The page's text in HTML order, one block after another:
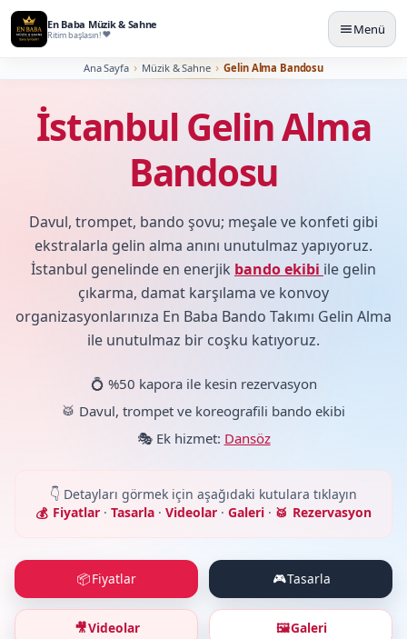
En Baba Müzik & Sahne
Ritim başlasın! Menü
Ana Sayfa Müzik & Sahne Gelin Alma Bandosu
İstanbul Gelin Alma
Bandosu
Davul, trompet, bando şovu; meşale ve konfeti gibi
ekstralarla gelin alma anını unutulmaz yapıyoruz.
İstanbul genelinde en enerjik bando ekibi ile gelin
çıkarma, damat karşılama ve konvoy
organizasyonlarınıza En Baba Bando Takımı Gelin Alma
ile unutulmaz bir coşku katıyoruz.
💍 %50 kapora ile kesin rezervasyon
🥁 Davul, trompet ve koreografili bando ekibi
🎭 Ek hizmet: Dansöz
👇 Detayları görmek için aşağıdaki kutulara tıklayın
Fiyatlar· Tasarla· Videolar· Galeri· Rezervasyon
📦Fiyatlar 🎮Tasarla
🎥Videolar 🖼️Galeri